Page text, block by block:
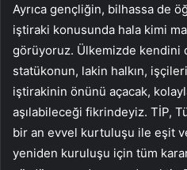
Ayrıca gençliğin, bilhassa de
iştiraki konusunda hala kimi
görüyoruz. Ülkemizde kendini
statükonun, lakin halkın,
iştirakinin önünü açacak,
aşılabileceği fikrindeyiz. TİP,
bir an evvel kurtuluşu ile eşit
yeniden kuruluşu için tüm